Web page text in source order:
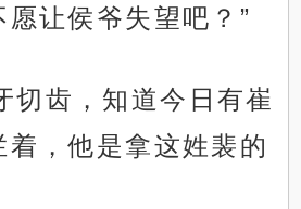
让侯爷失望吧？”
切齿，知道今日有崔
着，他是拿这姓裴的